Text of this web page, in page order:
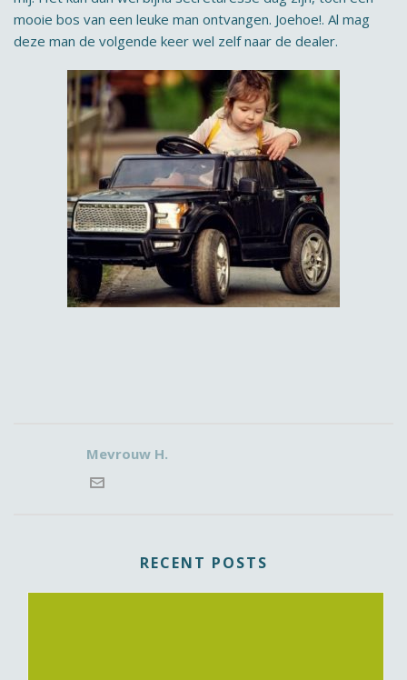
mooie bos van een leuke man ontvangen. Joehoe!. Al mag
deze man de volgende keer wel zelf naar de dealer.
Mevrouw H.
RECENT POSTS